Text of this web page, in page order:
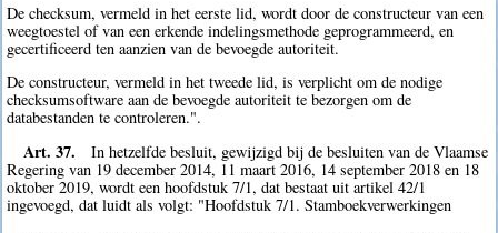
De checksum, vermeld in het eerste lid, wordt door de constructeur van een
weegtoestel of van een erkende indelingsmethode geprogrammeerd, en
gecertificeerd ten aanzien van de bevoegde autoriteit.
De constructeur, vermeld in het tweede lid, is verplicht om de nodige
checksumsoftware aan de bevoegde autoriteit te bezorgen om de
databestanden te controleren.".
Art. 37.
In hetzelfde besluit, gewijzigd bij de besluiten van de Vlaamse
Regering van 19 december 2014, 11 maart 2016, 14 september 2018 en 18
oktober 2019, wordt een hoofdstuk 7/1, dat bestaat uit artikel 42/1
ingevoegd, dat luidt als volgt: "Hoofdstuk 7/1. Stamboekverwerkingen